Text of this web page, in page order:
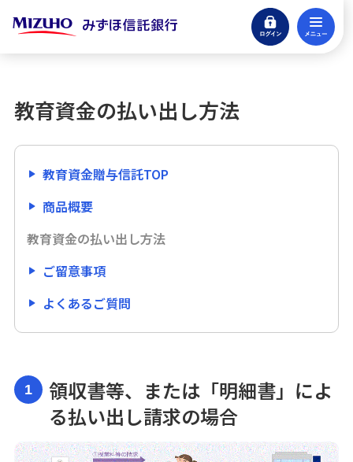
ログイン
閉じる
公益信託
提出資料について
操作方法
学びの贈りものWEB払出システムのご案内
商品概要
教育資金の範囲について
教育資金の払い出し方法
教育資金贈与信託TOP
商品概要
教育資金の払い出し方法
ご留意事項
よくあるご質問
1
領収書等、または「明細書」によ
る払い出し請求の場合